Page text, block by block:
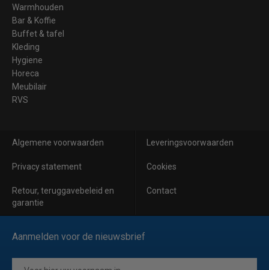
Warmhouden
Bar & Koffie
Buffet & tafel
Kleding
Hygiene
Horeca
Meubilair
RVS
Algemene voorwaarden Leveringsvoorwaarden
Privacy statement Cookies
Retour, teruggavebeleid en
garantie
Contact
Aanmelden voor de nieuwsbrief